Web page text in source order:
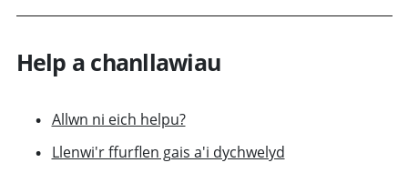
Help a chanllawiau
Allwn ni eich helpu?
Llenwi'r ffurflen gais a'i dychwelyd